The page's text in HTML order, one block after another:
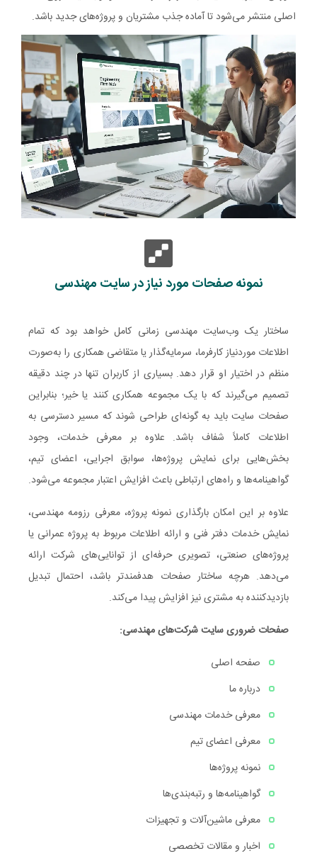
اصلی منتشر می‌شود تا آماده جذب مشتریان و پروژه‌های جدید باشد.
نمونه صفحات مورد نیاز در سایت مهندسی
ساختار یک وب‌سایت مهندسی زمانی کامل خواهد بود که تمام
اطلاعات موردنیاز کارفرما، سرمایه‌گذار یا متقاضی همکاری را به‌صورت
منظم در اختیار او قرار دهد. بسیاری از کاربران تنها در چند دقیقه
تصمیم می‌گیرند که با یک مجموعه همکاری کنند یا خیر؛ بنابراین
صفحات سایت باید به گونه‌ای طراحی شوند که مسیر دسترسی به
اطلاعات کاملاً شفاف باشد. علاوه بر معرفی خدمات، وجود
بخش‌هایی برای نمایش پروژه‌ها، سوابق اجرایی، اعضای تیم،
گواهینامه‌ها و راه‌های ارتباطی باعث افزایش اعتبار مجموعه می‌شود.
علاوه بر این امکان بارگذاری نمونه پروژه، معرفی رزومه مهندسی،
نمایش خدمات دفتر فنی و ارائه اطلاعات مربوط به پروژه عمرانی یا
پروژه‌های صنعتی، تصویری حرفه‌ای از توانایی‌های شرکت ارائه
می‌دهد. هرچه ساختار صفحات هدفمندتر باشد، احتمال تبدیل
بازدیدکننده به مشتری نیز افزایش پیدا می‌کند.
صفحات ضروری سایت شرکت‌های مهندسی:
صفحه اصلی
درباره ما
معرفی خدمات مهندسی
معرفی اعضای تیم
نمونه پروژه‌ها
گواهینامه‌ها و رتبه‌بندی‌ها
معرفی ماشین‌آلات و تجهیزات
اخبار و مقالات تخصصی